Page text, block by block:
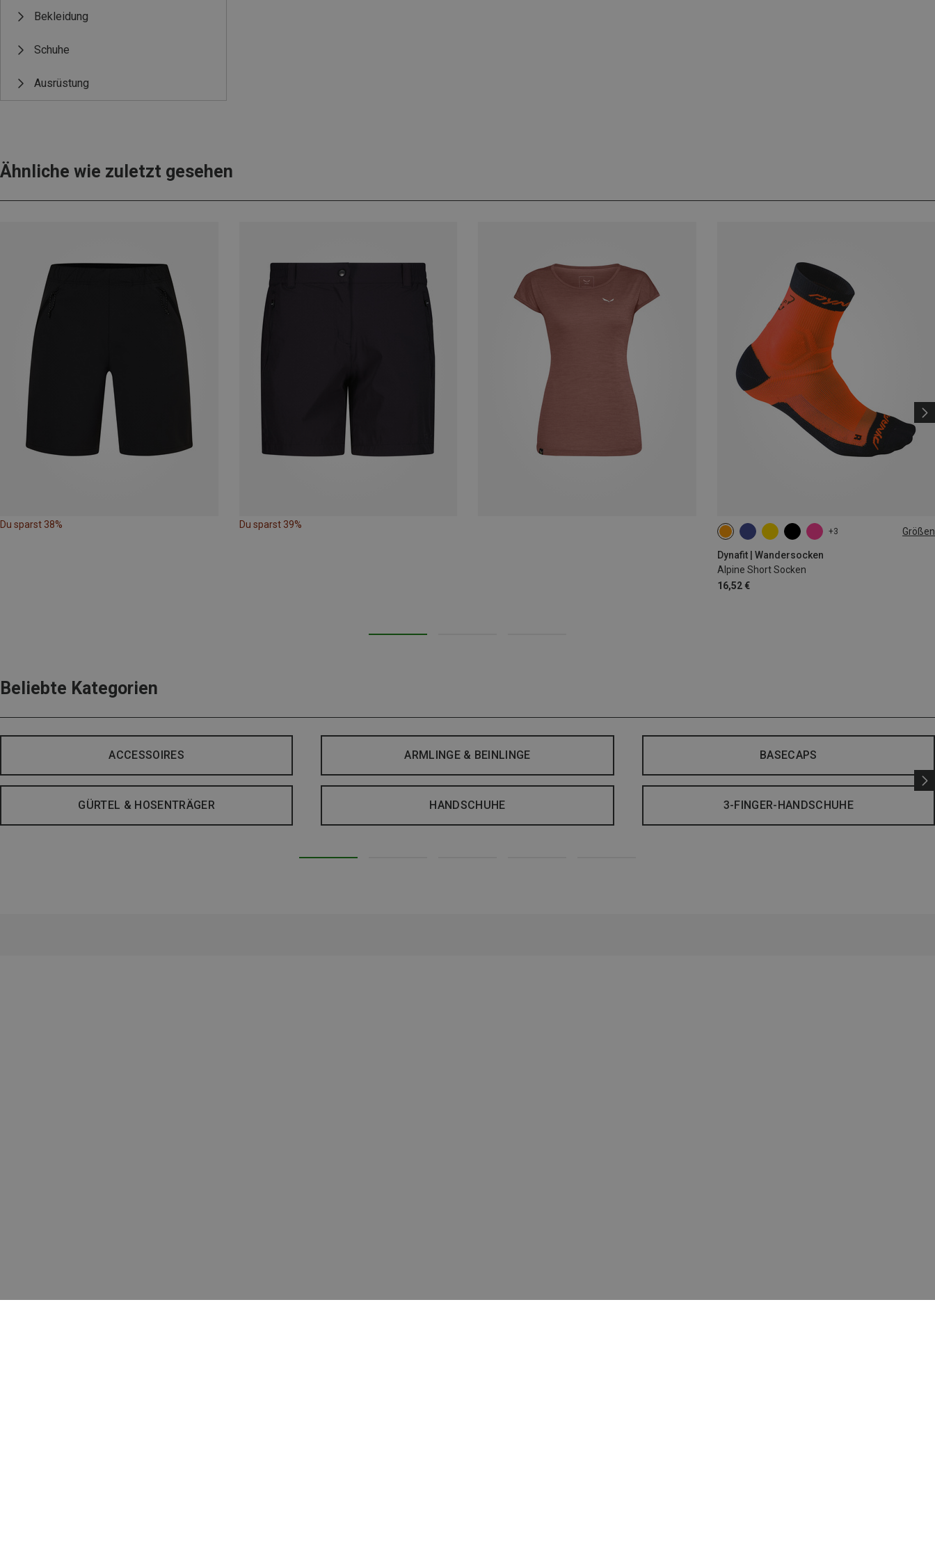
Bekleidung
Schuhe
Ausrüstung
Ähnliche wie zuletzt gesehen
Du sparst 38% Du sparst 39%
+3 Größen
Dynafit | Wandersocken
Alpine Short Socken
16,52 €
35|36|37|38 39|40|41|42
Beliebte Kategorien
ACCESSOIRES ARMLINGE & BEINLINGE BASECAPS
GÜRTEL & HOSENTRÄGER HANDSCHUHE 3-FINGER-HANDSCHUHE